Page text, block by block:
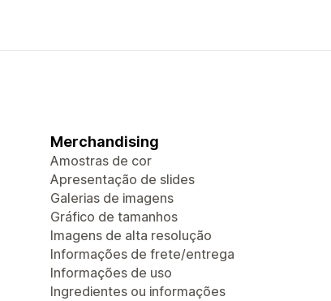
Merchandising
Amostras de cor
Apresentação de slides
Galerias de imagens
Gráfico de tamanhos
Imagens de alta resolução
Informações de frete/entrega
Informações de uso
Ingredientes ou informações